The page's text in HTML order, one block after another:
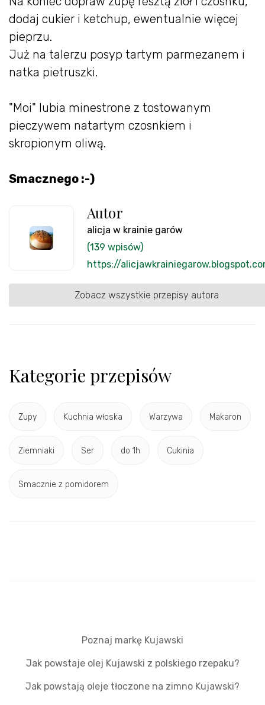
dodaj cukier i ketchup, ewentualnie więcej
pieprzu.
Już na talerzu posyp tartym parmezanem i
natka pietruszki.
"Moi" lubia minestrone z tostowanym
pieczywem natartym czosnkiem i
skropionym oliwą.
Smacznego :-)
Autor
alicja w krainie garów
(139 wpisów)
https://
Zobacz wszystkie przepisy autora
Kategorie przepisów
Zupy Kuchnia włoska Warzywa Makaron
Ziemniaki Ser do 1h Cukinia
Smacznie z pomidorem
Poznaj markę Kujawski
Jak powstaje olej Kujawski z polskiego rzepaku?
Jak powstają oleje tłoczone na zimno Kujawski?